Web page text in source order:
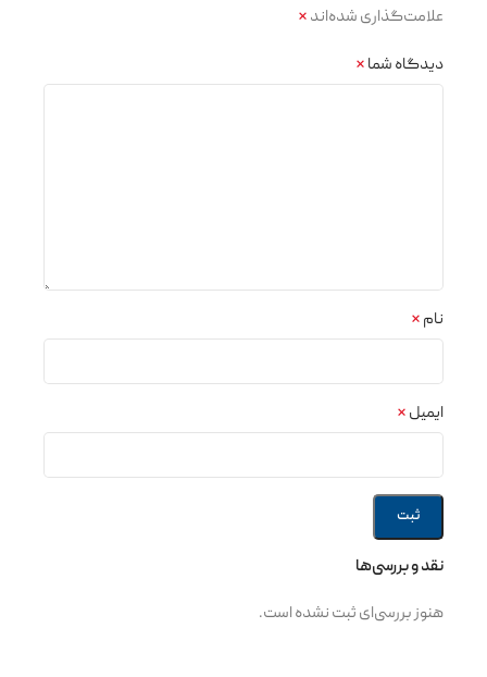
نقد و بررسی‌ها
هنوز بررسی‌ای ثبت نشده است.
علامت‌گذاری شده‌اند*
دیدگاه شما*
نام*
ایمیل*